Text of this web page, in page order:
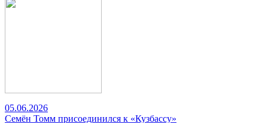
05.06.2026
Семён Томм присоединился к «Кузбассу»